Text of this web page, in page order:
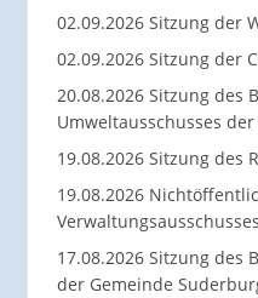
02.09.2026 Sitzung der
02.09.2026 Sitzung der
20.08.2026 Sitzung des
Umweltausschusses
19.08.2026 Sitzung des
19.08.2026
17.08.2026 Sitzung des
der Gemeinde